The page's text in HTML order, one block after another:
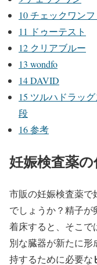
10チェックワンフ
11 ドゥーテスト
12 クリアブルー
13 wondfo
14DAVID
15 ツルハドラッ
段
16参考
妊娠検査薬
市販の妊娠検査薬で
でしょうか？精子が
着床すると、そこで
別な臓器が新たに
持するために必要な